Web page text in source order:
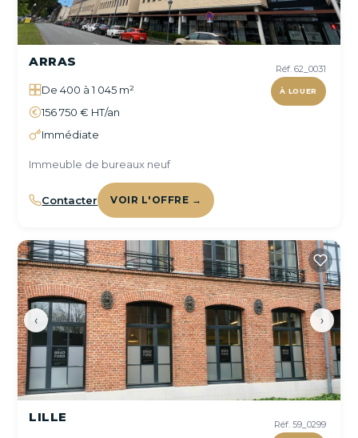
Réf. 62_0031
À LOUER
ARRAS
De 400 à 1 045 m²
156 750 € HT/an
Immédiate
Immeuble de bureaux neuf
Contacter VOIR L'OFFRE →
‹ ›
Réf. 59_0299
LILLE